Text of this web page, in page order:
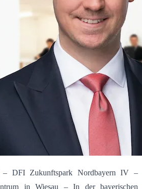
DFI Zukunftspark Nordbayern IV –
in Wiesau – In der bayerischen